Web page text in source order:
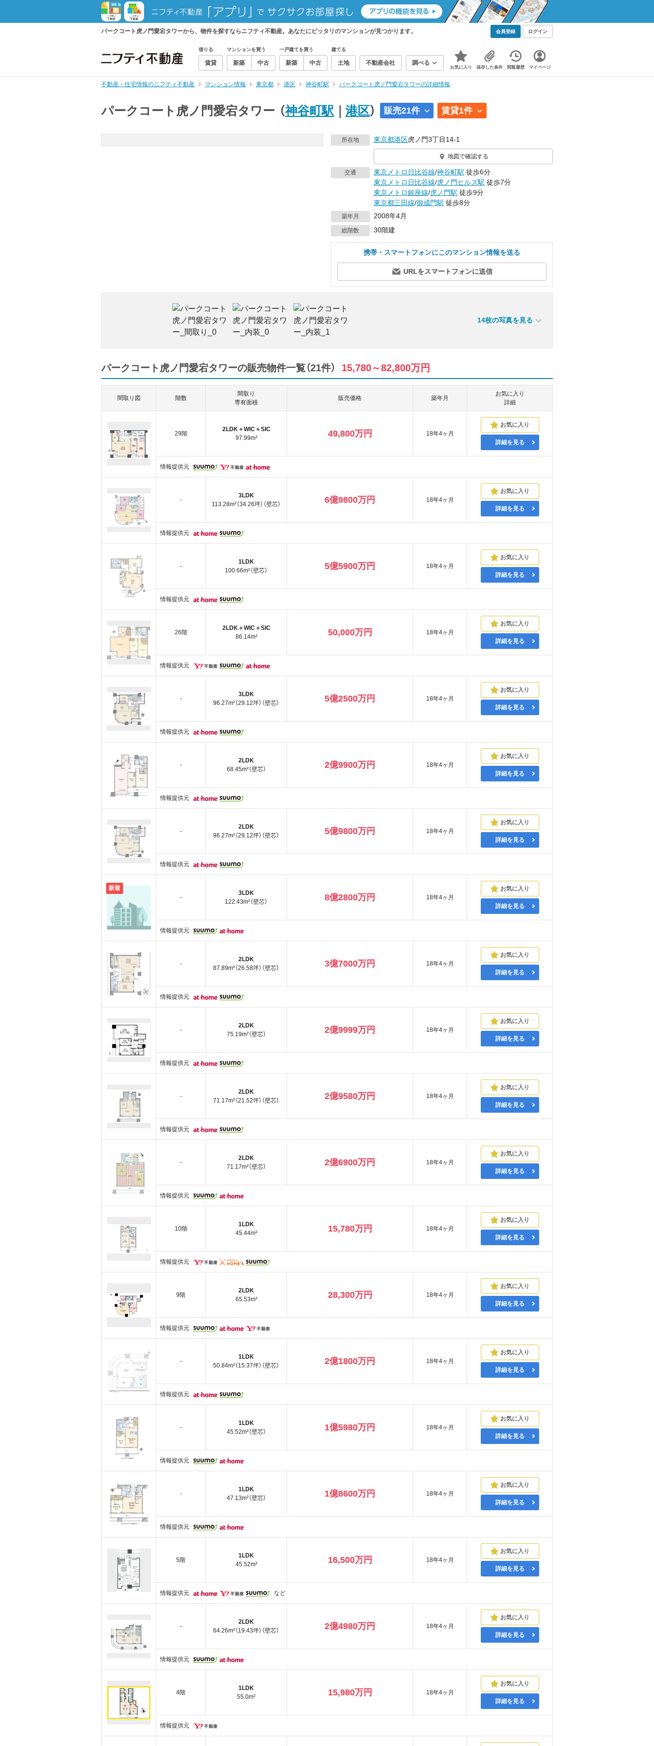
パークコート虎ノ門愛宕タワーから、物件を探すならニフティ不動産。あなたにピッタリのマンションが見つかります。 会員登録 ログイン
借りる
賃貸
マンションを買う
新築 中古
一戸建てを買う
新築 中古
建てる
土地 不動産会社 調べる
お気に入り 保存した条件 閲覧履歴 マイページ
不動産・住宅情報のニフティ不動産 マンション情報 東京都 港区 神谷町駅 パークコート虎ノ門愛宕タワーの詳細情報
パークコート虎ノ門愛宕タワー （神谷町駅 港区） 販売21件 賃貸1件
所在地 東京都港区虎ノ門3丁目14-1
地図で確認する
交通 東京メトロ日比谷線/神谷町駅 徒歩6分
東京メトロ日比谷線/虎ノ門ヒルズ駅 徒歩7分
東京メトロ銀座線/虎ノ門駅 徒歩9分
東京都三田線/御成門駅 徒歩8分
築年月 2008年4月
総階数 30階建
携帯・スマートフォンにこのマンション情報を送る
URLをスマートフォンに送信
14枚の写真を見る
パークコート虎ノ門愛宕タワーの販売物件一覧（21件） 15,780～82,800万円
間取り図 階数
間取り
専有面積
販売価格 築年月
お気に入り
詳細
29階
2LDK＋WIC＋SIC
97.99m²
49,800万円
18年4ヶ月
詳細を見る
情報提供元
-
3LDK
113.28m²（34.26坪）（壁芯）
6億9800万円
18年4ヶ月
詳細を見る
情報提供元
-
1LDK
100.66m²（壁芯）
5億5900万円
18年4ヶ月
詳細を見る
情報提供元
26階
2LDK＋WIC＋SIC
86.14m²
50,000万円
18年4ヶ月
詳細を見る
情報提供元
-
3LDK
96.27m²（29.12坪）（壁芯）
5億2500万円
18年4ヶ月
詳細を見る
情報提供元
-
2LDK
68.45m²（壁芯）
2億9900万円
18年4ヶ月
詳細を見る
情報提供元
-
2LDK
96.27m²（29.12坪）（壁芯）
5億9800万円
18年4ヶ月
詳細を見る
情報提供元
新着
-
3LDK
122.43m²（壁芯）
8億2800万円
18年4ヶ月
詳細を見る
情報提供元
-
2LDK
87.89m²（26.58坪）（壁芯）
3億7000万円
18年4ヶ月
詳細を見る
情報提供元
-
2LDK
75.19m²（壁芯）
2億9999万円
18年4ヶ月
詳細を見る
情報提供元
-
2LDK
71.17m²（21.52坪）（壁芯）
2億9580万円
18年4ヶ月
詳細を見る
情報提供元
-
2LDK
71.17m²（壁芯）
2億6900万円
18年4ヶ月
詳細を見る
情報提供元
10階
1LDK
45.44m²
15,780万円
18年4ヶ月
詳細を見る
情報提供元
9階
2LDK
65.53m²
28,300万円
18年4ヶ月
詳細を見る
情報提供元
-
1LDK
50.84m²（15.37坪）（壁芯）
2億1800万円
18年4ヶ月
詳細を見る
情報提供元
-
1LDK
45.52m²（壁芯）
1億5980万円
18年4ヶ月
詳細を見る
情報提供元
-
1LDK
47.13m²（壁芯）
1億8600万円
18年4ヶ月
詳細を見る
情報提供元
5階
1LDK
45.52m²
16,500万円
18年4ヶ月
詳細を見る
情報提供元 など
-
2LDK
64.26m²（19.43坪）（壁芯）
2億4980万円
18年4ヶ月
詳細を見る
情報提供元
4階
1LDK
55.0m²
15,980万円
18年4ヶ月
詳細を見る
情報提供元